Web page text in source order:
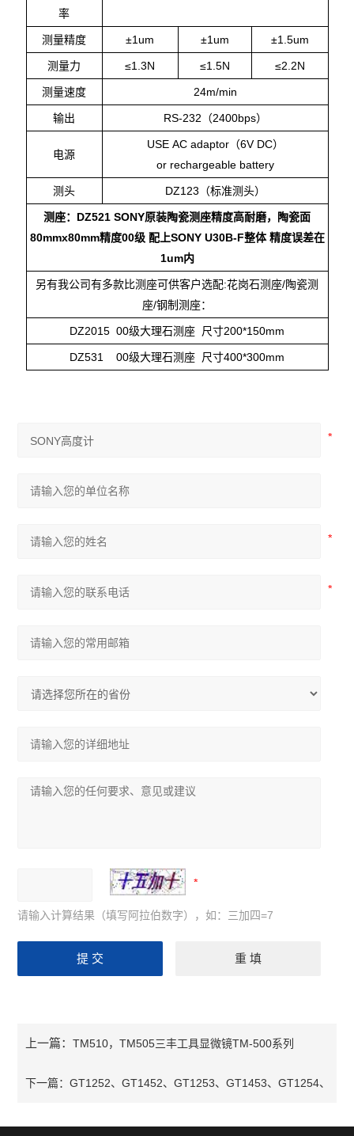
率
测量精度 ±1um ±1um ±1.5um
测量力 ≤1.3N ≤1.5N ≤2.2N
测量速度 24m/min
输出 RS-232（2400bps）
电源
USE AC adaptor（6V DC）
or rechargeable battery
测头 DZ123（标准测头）
测座： DZ521 SONY原装陶瓷测座精度高耐磨，陶瓷面
80mmx80mm精度00级 配上SONY U30B-F整体 精度误差在
1um内
另有我公司有多款比测座可供客户选配:花岗石测座/陶瓷测
座/钢制测座：
DZ2015 00级大理石测座 尺寸200*150mm
DZ531 00级大理石测座 尺寸400*300mm
请输入计算结果（填写阿拉伯数字），如：三加四=7
上一篇：TM510，TM505三丰工具显微镜TM-500系列
下一篇：GT1252、GT1452、GT1253、GT1453、GT1254、